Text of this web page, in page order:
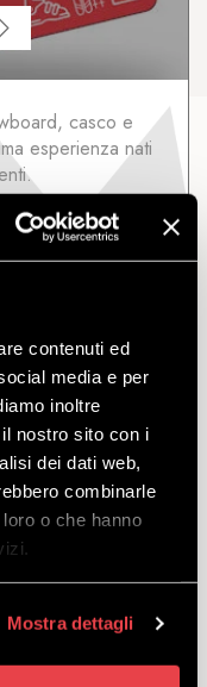
contenuti ed
media e per
inoltre
nostro sito con i
dei dati web,
combinarle
o che hanno
Mostra dettagli
casco e
esperienza nati
casco e